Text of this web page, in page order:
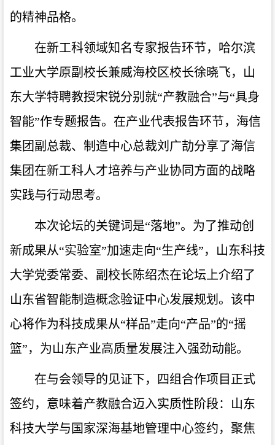
的精神品格。
在新工科领域知名专家报告环节，哈尔滨
工业大学原副校长兼威海校区校长徐晓飞，山
东大学特聘教授宋锐分别就“产教融合”与“具身
智能”作专题报告。在产业代表报告环节，海信
集团副总裁、制造中心总裁刘广劼分享了海信
集团在新工科人才培养与产业协同方面的战略
实践与行动思考。
本次论坛的关键词是“落地”。为了推动创
新成果从“实验室”加速走向“生产线”，山东科技
大学党委常委、副校长陈绍杰在论坛上介绍了
山东省智能制造概念验证中心发展规划。该中
心将作为科技成果从“样品”走向“产品”的“摇
篮”，为山东产业高质量发展注入强劲动能。
在与会领导的见证下，四组合作项目正式
签约，意味着产教融合迈入实质性阶段：山东
科技大学与国家深海基地管理中心签约，聚焦